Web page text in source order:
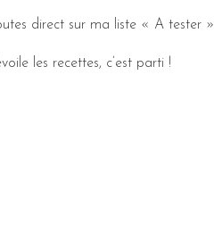
direct sur ma liste « A tester
les recettes, c’est parti !